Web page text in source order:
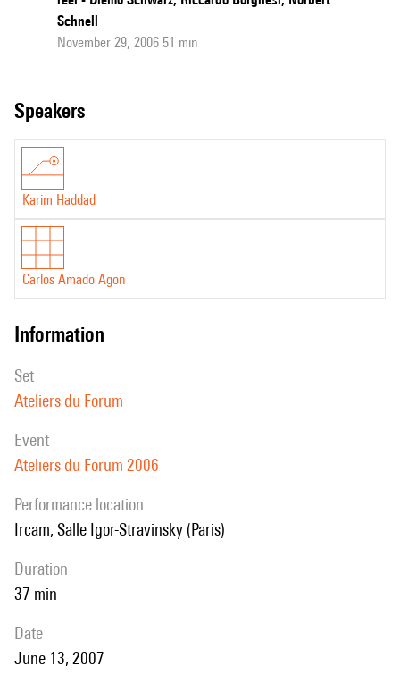
Schnell
November 29, 2006 51 min
speakers
Karim Haddad
Carlos Amado Agon
information
set
Ateliers du Forum
event
Ateliers du Forum 2006
performance location
Ircam, Salle Igor-Stravinsky (Paris)
duration
37 min
date
June 13, 2007